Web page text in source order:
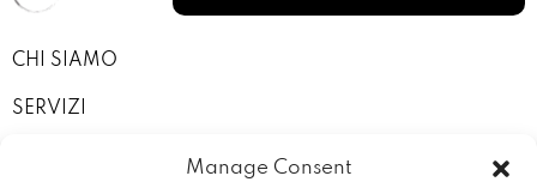
Manage Consent
CHI SIAMO
SERVIZI
I NOSTRI ALLESTIMENTI